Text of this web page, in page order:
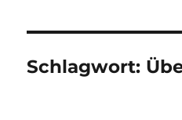
Schlagwort: